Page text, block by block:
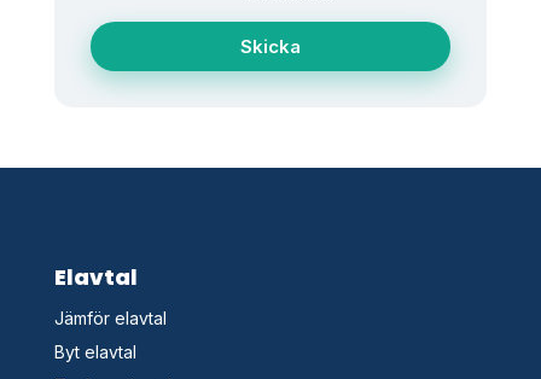
v
i
l
l
Skicka
Elavtal
Jämför elavtal
Byt elavtal